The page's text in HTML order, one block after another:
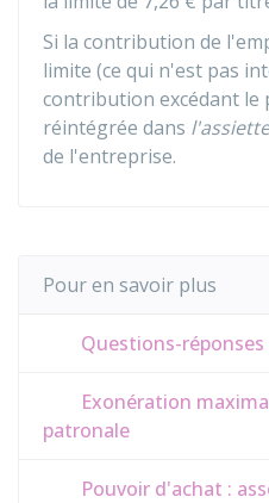
Si la contribution de
limite (ce qui n'est pas
contribution excédant le
réintégrée dans
de l'entreprise.
Pour en savoir plus
Questions-
Exonération
patronale
Pouvoir d'achat :